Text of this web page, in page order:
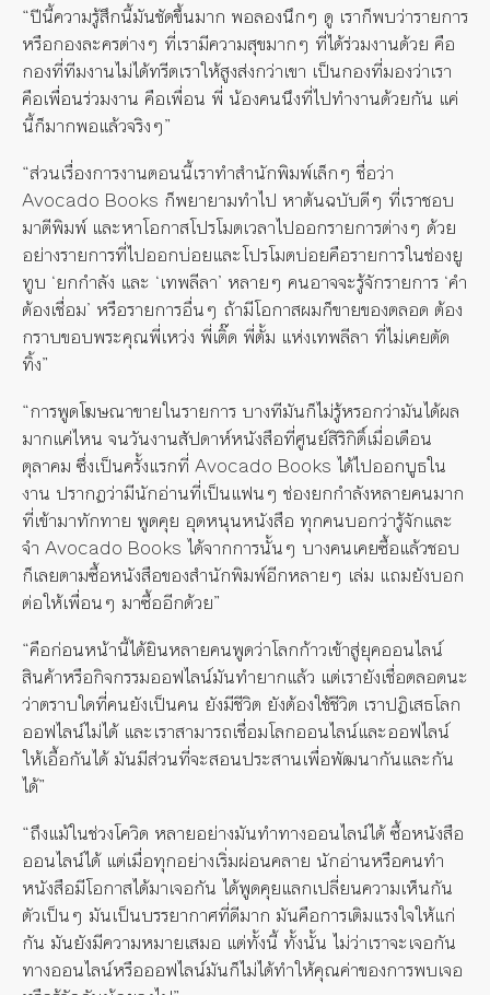
“ปีนี้ความรู้สึกนี้มันชัดขึ้นมาก พอลองนึกๆ ดู เราก็พบว่ารายการ
หรือกองละครต่างๆ ที่เรามีความสุขมากๆ ที่ได้ร่วมงานด้วย คือ
กองที่ทีมงานไม่ได้ทรีตเราให้สูงส่งกว่าเขา เป็นกองที่มองว่าเรา
คือเพื่อนร่วมงาน คือเพื่อน พี่ น้องคนนึงที่ไปทำงานด้วยกัน แค่
นี้ก็มากพอแล้วจริงๆ”
“ส่วนเรื่องการงานตอนนี้เราทำสำนักพิมพ์เล็กๆ ชื่อว่า
Avocado Books ก็พยายามทำไป หาต้นฉบับดีๆ ที่เราชอบ
มาตีพิมพ์ และหาโอกาสโปรโมตเวลาไปออกรายการต่างๆ ด้วย
อย่างรายการที่ไปออกบ่อยและโปรโมตบ่อยคือรายการในช่องยู
ทูบ ‘ยกกำลัง และ ‘เทพลีลา’ หลายๆ คนอาจจะรู้จักรายการ ‘คำ
ต้องเชื่อม’ หรือรายการอื่นๆ ถ้ามีโอกาสผมก็ขายของตลอด ต้อง
กราบขอบพระคุณพี่เหว่ง พี่เติ๊ด พี่ตั้ม แห่งเทพลีลา ที่ไม่เคยตัด
ทิ้ง”
“การพูดโฆษณาขายในรายการ บางทีมันก็ไม่รู้หรอกว่ามันได้ผล
มากแค่ไหน จนวันงานสัปดาห์หนังสือที่ศูนย์สิริกิติ์เมื่อเดือน
ตุลาคม ซึ่งเป็นครั้งแรกที่ Avocado Books ได้ไปออกบูธใน
งาน ปรากฏว่ามีนักอ่านที่เป็นแฟนๆ ช่องยกกำลังหลายคนมาก
ที่เข้ามาทักทาย พูดคุย อุดหนุนหนังสือ ทุกคนบอกว่ารู้จักและ
จำ Avocado Books ได้จากการนั้นๆ บางคนเคยซื้อแล้วชอบ
ก็เลยตามซื้อหนังสือของสำนักพิมพ์อีกหลายๆ เล่ม แถมยังบอก
ต่อให้เพื่อนๆ มาซื้ออีกด้วย”
“คือก่อนหน้านี้ได้ยินหลายคนพูดว่าโลกก้าวเข้าสู่ยุคออนไลน์
สินค้าหรือกิจกรรมออฟไลน์มันทำยากแล้ว แต่เรายังเชื่อตลอดนะ
ว่าตราบใดที่คนยังเป็นคน ยังมีชีวิต ยังต้องใช้ชีวิต เราปฏิเสธโลก
ออฟไลน์ไม่ได้ และเราสามารถเชื่อมโลกออนไลน์และออฟไลน์
ให้เอื้อกันได้ มันมีส่วนที่จะสอนประสานเพื่อพัฒนากันและกัน
ได้”
“ถึงแม้ในช่วงโควิด หลายอย่างมันทำทางออนไลน์ได้ ซื้อหนังสือ
ออนไลน์ได้ แต่เมื่อทุกอย่างเริ่มผ่อนคลาย นักอ่านหรือคนทำ
หนังสือมีโอกาสได้มาเจอกัน ได้พูดคุยแลกเปลี่ยนความเห็นกัน
ตัวเป็นๆ มันเป็นบรรยากาศที่ดีมาก มันคือการเติมแรงใจให้แก่
กัน มันยังมีความหมายเสมอ แต่ทั้งนี้ ทั้งนั้น ไม่ว่าเราจะเจอกัน
ทางออนไลน์หรือออฟไลน์มันก็ไม่ได้ทำให้คุณค่าของการพบเจอ